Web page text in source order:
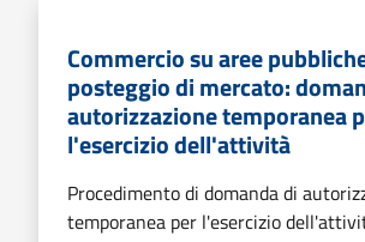
Commercio su aree
posteggio di mercato:
autorizzazione temporanea
l'esercizio dell'attività
Procedimento di domanda di
temporanea per l'esercizio